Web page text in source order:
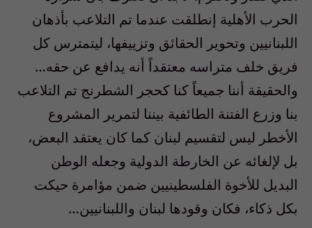
الحرب الأهلية إنطلقت عندما تم التلاعب بأذهان
اللبنانيين وتحوير الحقائق وتزييفها، ليتمترس كل
فريق خلف متراسه معتقداً أنه يدافع عن حقه…
والحقيقة أننا جميعاً كنا كحجر الشطرنج تم التلاعب
بنا وزرع الفتنة الطائفية بيننا لتمرير المشروع
الأخطر ليس لتقسيم لبنان كما كان يعتقد البعض،
بل لإلغائه عن الخارطة الدولية وجعله الوطن
البديل للأخوة الفلسطينيين ضمن مؤامرة حيكت
بكل ذكاء، فكان وقودها لبنان واللبنانيين…